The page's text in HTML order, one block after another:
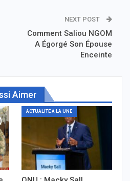
NEXT POST
Comment Saliou NGOM
A Égorgé Son Épouse
Enceinte
Aimer
ACTUALITÉ À LA UNE